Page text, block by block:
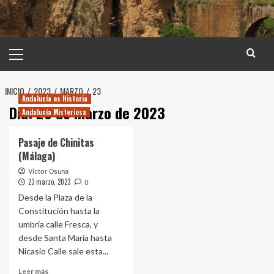
principal
INICIO 2023 MARZO 23
Día:23 de marzo de 2023
Andalucía es Historia
Andalucía Misteriosa
Pasaje de Chinitas
(Málaga)
Víctor Osuna
23 marzo, 2023 0
Desde la Plaza de la
Constitución hasta la
umbría calle Fresca, y
desde Santa María hasta
Nicasio Calle sale esta...
Leer más